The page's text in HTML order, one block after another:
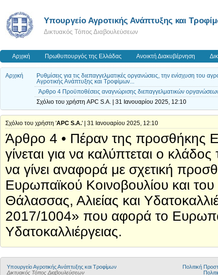
Υπουργείο Αγροτικής Ανάπτυξης και
Δικτυακός Τόπος Διαβουλεύσεων
Αρχική Πρωθυπουργός της Ελλάδας Ανοικτή Διακυβέρνηση
Αρχική
Ρυθμίσεις για τις διεπαγγελματικές οργανώσεις, την ενίσχυση
Αγροτικής Ανάπτυξης και Τροφίμων...
Άρθρο 4 Προϋποθέσεις αναγνώρισης διεπαγγελματικών
Σχόλιο του χρήστη APC S.A. | 31 Ιανουαρίου 2025, 12:10
Σχόλιο του χρήστη 'APC S.A.' | 31 Ιανουαρίου 2025, 12:10
Άρθρο 4 • Πέραν της προσθήκης
γίνεται για να καλύπτεται ο
να γίνει αναφορά με σχετική
Ευρωπαϊκού Κοινοβουλίου και
Θάλασσας, Αλιείας και
2017/1004» που αφορά το
Υδατοκαλλιέργειας.
Υπουργείο Αγροτικής Ανάπτυξης και Τροφίμων
Δικτυακός Τόπος Διαβουλεύσεων
Πολιτική